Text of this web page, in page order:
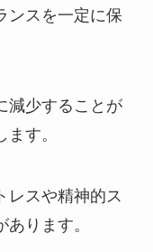
ンスを一定に保
減少することが
す。
レスや精神的ス
ります。